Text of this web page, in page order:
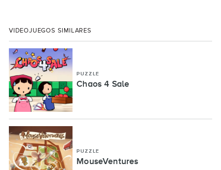
VIDEOJUEGOS SIMILARES
PUZZLE
Chaos 4 Sale
PUZZLE
MouseVentures